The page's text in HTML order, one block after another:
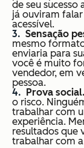
de seu
já ouviram
acessível.
Sensação
mesmo
enviaria para
você é muito
vendedor, em
pessoa.
Prova social.
o risco.
trabalhar com
experiência.
resultados que
trabalhar com